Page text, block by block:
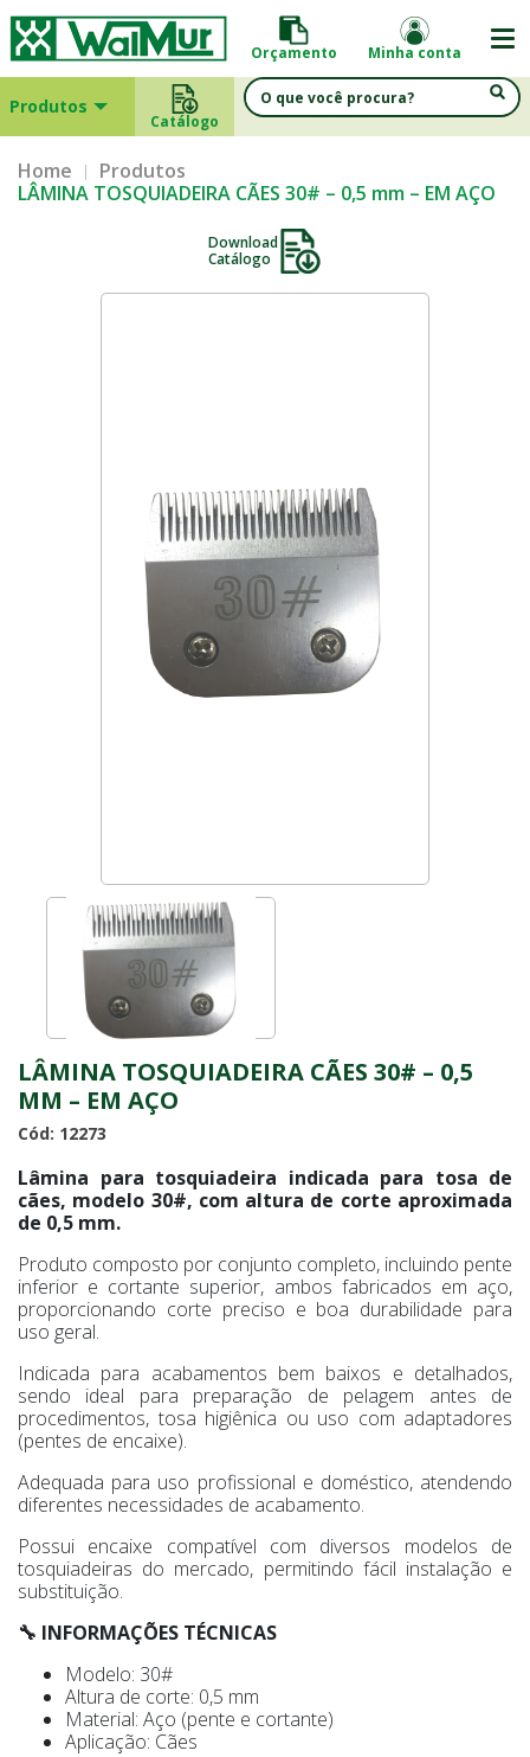
Orçamento Minha conta
Produtos
Catálogo
Home
Produtos
LÂMINA TOSQUIADEIRA CÃES 30# – 0,5 mm – EM AÇO
Download
Catálogo
LÂMINA TOSQUIADEIRA CÃES 30# – 0,5
MM – EM AÇO
Cód: 12273
Lâmina para tosquiadeira indicada para tosa de
cães, modelo 30#, com altura de corte aproximada
de 0,5 mm.
Produto composto por conjunto completo, incluindo pente
inferior e cortante superior, ambos fabricados em aço,
proporcionando corte preciso e boa durabilidade para
uso geral.
Indicada para acabamentos bem baixos e detalhados,
sendo ideal para preparação de pelagem antes de
procedimentos, tosa higiênica ou uso com adaptadores
(pentes de encaixe).
Adequada para uso profissional e doméstico, atendendo
diferentes necessidades de acabamento.
Possui encaixe compatível com diversos modelos de
tosquiadeiras do mercado, permitindo fácil instalação e
substituição.
🔧 INFORMAÇÕES TÉCNICAS
Modelo: 30#
Altura de corte: 0,5 mm
Material: Aço (pente e cortante)
Aplicação: Cães